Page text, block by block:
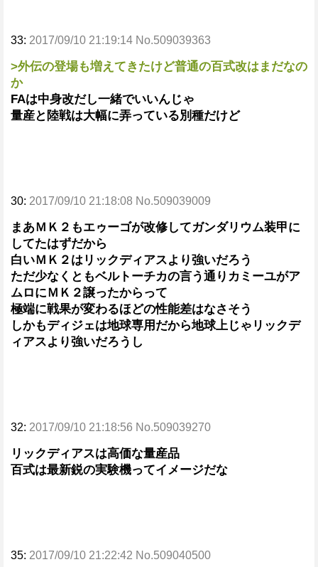
33: 2017/09/10 21:19:14 No.509039363
>外伝の登場も増えてきたけど普通の百式改はまだなの
か
FAは中身改だし一緒でいいんじゃ
量産と陸戦は大幅に弄っている別種だけど
30: 2017/09/10 21:18:08 No.509039009
まあＭＫ２もエゥーゴが改修してガンダリウム装甲に
してたはずだから
白いＭＫ２はリックディアスより強いだろう
ただ少なくともベルトーチカの言う通りカミーユがア
ムロにＭＫ２譲ったからって
極端に戦果が変わるほどの性能差はなさそう
しかもディジェは地球専用だから地球上じゃリックデ
ィアスより強いだろうし
32: 2017/09/10 21:18:56 No.509039270
リックディアスは高価な量産品
百式は最新鋭の実験機ってイメージだな
35: 2017/09/10 21:22:42 No.509040500